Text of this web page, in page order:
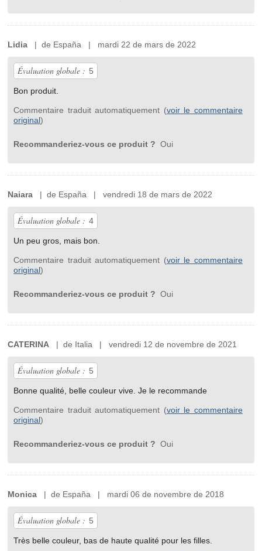
Lidia | de España | mardi 22 de mars de 2022
Évaluation globale : 5
Bon produit.
Commentaire traduit automatiquement (voir le commentaire
original)
Recommanderiez-vous ce produit ? Oui
Naiara | de España | vendredi 18 de mars de 2022
Évaluation globale : 4
Un peu gros, mais bon.
Commentaire traduit automatiquement (voir le commentaire
original)
Recommanderiez-vous ce produit ? Oui
CATERINA | de Italia | vendredi 12 de novembre de 2021
Évaluation globale : 5
Bonne qualité, belle couleur vive. Je le recommande
Commentaire traduit automatiquement (voir le commentaire
original)
Recommanderiez-vous ce produit ? Oui
Monica | de España | mardi 06 de novembre de 2018
Évaluation globale : 5
Très belle couleur, bas de haute qualité pour les filles.